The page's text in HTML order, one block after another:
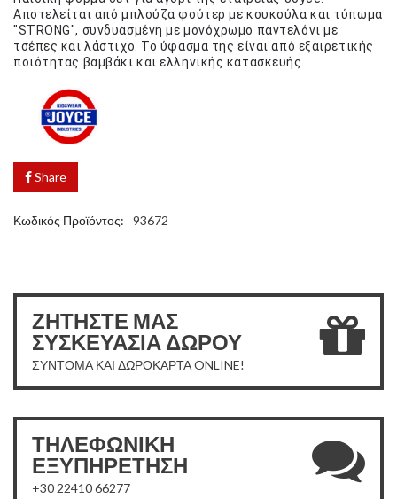
Αποτελείται από μπλούζα φούτερ με κουκούλα και τύπωμα
"STRONG", συνδυασμένη με μονόχρωμο παντελόνι με
τσέπες και λάστιχο. Το ύφασμα της είναι από εξαιρετικής
ποιότητας βαμβάκι και ελληνικής κατασκευής.
Share
Κωδικός Προϊόντος: 93672
ΖΗΤΗΣΤΕ ΜΑΣ
ΣΥΣΚΕΥΑΣΙΑ ΔΩΡΟΥ
ΣΥΝΤΟΜΑ ΚΑΙ ΔΩΡΟΚΑΡΤΑ ONLINE!
ΤΗΛΕΦΩΝΙΚΗ
ΕΞΥΠΗΡΕΤΗΣΗ
+30 22410 66277